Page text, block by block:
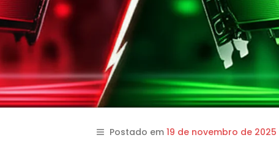
Postado em 19 de novembro de 2025